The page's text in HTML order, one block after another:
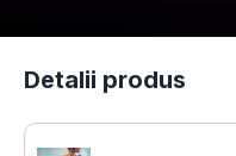
Detalii produs